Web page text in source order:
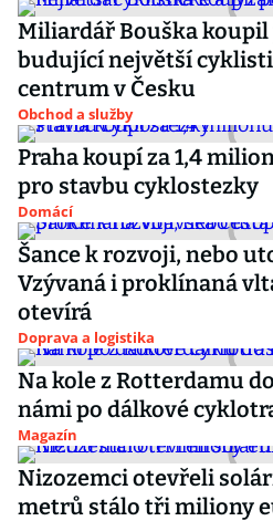
Miliardář Bouška
budující největší
centrum v Česku
Obchod a služby
Praha koupí za 1,4
pro stavbu cyklostezky
Domácí
Šance k rozvoji, nebo
Vzývaná i proklínaná
otevírá
Doprava a logistika
Na kole z Rotterdamu
námi po dálkové
Magazín
Nizozemci otevřeli
metrů stálo tři miliony